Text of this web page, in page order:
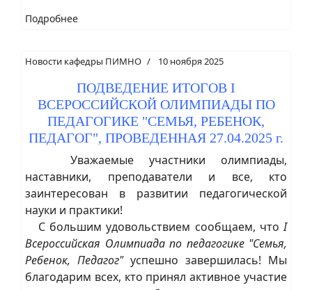
Подробнее
Новости кафедры ПИМНО 10 ноября 2025
ПОДВЕДЕНИЕ ИТОГОВ I
ВСЕРОССИЙСКОЙ ОЛИМПИАДЫ ПО
ПЕДАГОГИКЕ "СЕМЬЯ, РЕБЕНОК,
ПЕДАГОГ", ПРОВЕДЕННАЯ 27.04.2025 г.
Уважаемые участники олимпиады,
наставники, преподаватели и все, кто
заинтересован в развитии педагогической
науки и практики!
С большим удовольствием сообщаем, что I
Всероссийская Олимпиада по педагогике "Семья,
Ребенок, Педагог"успешно завершилась! Мы
благодарим всех, кто принял активное участие